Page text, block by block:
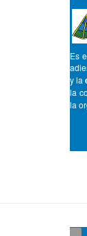
Es
y la
la
la